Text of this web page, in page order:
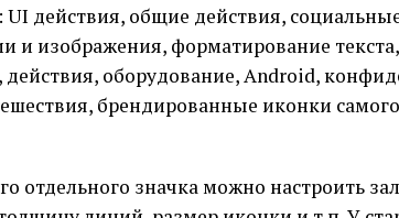
UI действия, общие действия,
и изображения, форматирование
действия, оборудование, Android,
брендированные иконки
отдельного значка можно настроить